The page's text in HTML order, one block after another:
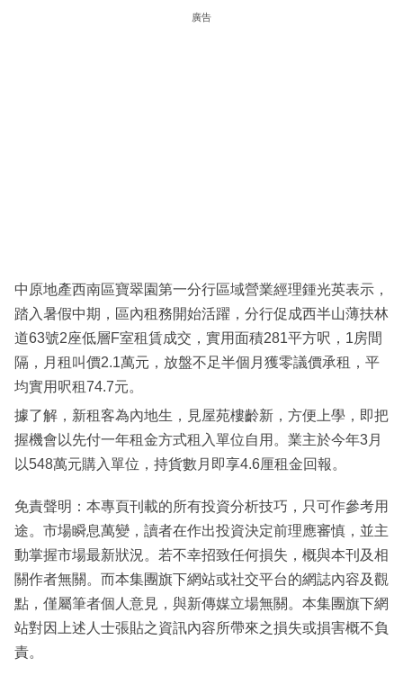
廣告
中原地產西南區寶翠園第一分行區域營業經理鍾光英表示，
踏入暑假中期，區內租務開始活躍，分行促成西半山薄扶林
道63號2座低層F室租賃成交，實用面積281平方呎，1房間
隔，月租叫價2.1萬元，放盤不足半個月獲零議價承租，平
均實用呎租74.7元。
據了解，新租客為內地生，見屋苑樓齡新，方便上學，即把
握機會以先付一年租金方式租入單位自用。業主於今年3月
以548萬元購入單位，持貨數月即享4.6厘租金回報。
免責聲明：本專頁刊載的所有投資分析技巧，只可作參考用
途。市場瞬息萬變，讀者在作出投資決定前理應審慎，並主
動掌握市場最新狀況。若不幸招致任何損失，概與本刊及相
關作者無關。而本集團旗下網站或社交平台的網誌內容及觀
點，僅屬筆者個人意見，與新傳媒立場無關。本集團旗下網
站對因上述人士張貼之資訊內容所帶來之損失或損害概不負
責。